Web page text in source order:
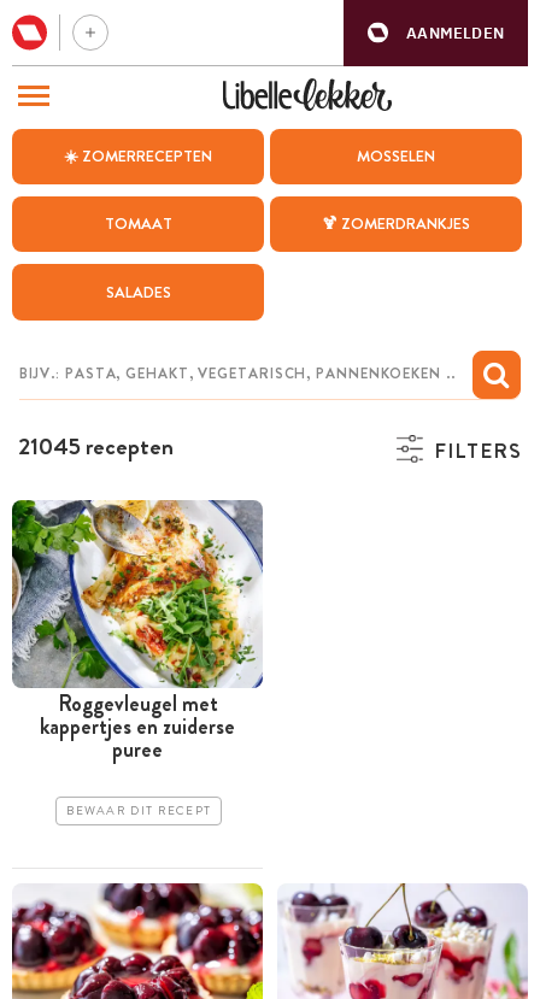
AANMELDEN
☀️ ZOMERRECEPTEN MOSSELEN
TOMAAT 🍹 ZOMERDRANKJES
SALADES
21045 recepten FILTERS
Roggevleugel met
kappertjes en ­zuiderse
puree
BEWAAR DIT RECEPT
BEZOEK ONZE ANDERE WEBSITES
WEEKMENU
CHAT MET MAIA
MIJN BEWAARDE RECEPTEN